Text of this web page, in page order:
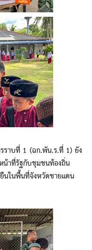
บที่ 1 (ฉก.พัน.ร.ที่ 1) ยัง
น้าที่รัฐกับชุมชนท้องถิ่น
นในพื้นที่จังหวัดชายแดน